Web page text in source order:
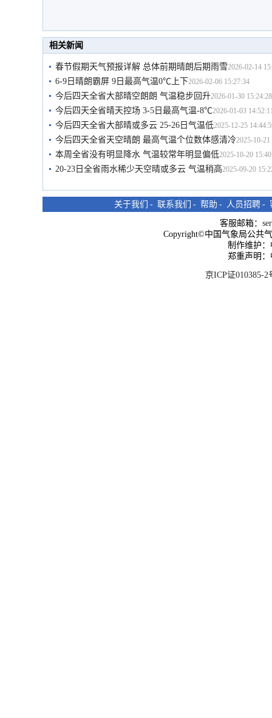
相关新闻
春节假期天气预报详解 总体前期晴朗后期雨雪2026-02-14
6-9日晴朗霸屏 9日最高气温0℃上下2026-02-06 15:27:34
今后四天全省大部晴空朗朗 气温稳步回升2026-01-30 15:24:28
今后四天全省晴天控场 3-5日最高气温-8℃2026-01-03
今后四天全省大部晴或多云 25-26日气温低2025-12-25
今后四天全省天空晴朗 最高气温个位数体感清冷2025-10-21
本周全省没有明显降水 气温较常年明显偏低2025-10-20
20-23日全省雨水稀少天空晴或多云 气温稍高2025-09-20
关于我们 - 联系我们 - 帮助 - 人员招聘 -
客服邮箱：
Copyright©中国气象局公共
制作维护
郑重声明
京ICP证010385-2